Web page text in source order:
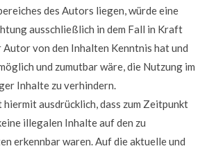
des Autors liegen, würde eine
ausschließlich in dem Fall in Kraft
Autor von den Inhalten Kenntnis hat und
und zumutbar wäre, die Nutzung im
Inhalte zu verhindern.
ausdrücklich, dass zum Zeitpunkt
illegalen Inhalte auf den zu
erkennbar waren. Auf die aktuelle und